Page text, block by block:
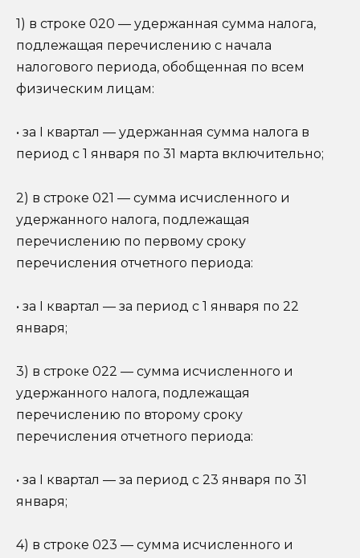
1) в строке 020 — удержанная сумма налога,
подлежащая перечислению с начала
налогового периода, обобщенная по всем
физическим лицам:
• за I квартал — удержанная сумма налога в
период с 1 января по 31 марта включительно;
2) в строке 021 — сумма исчисленного и
удержанного налога, подлежащая
перечислению по первому сроку
перечисления отчетного периода:
• за I квартал — за период с 1 января по 22
января;
3) в строке 022 — сумма исчисленного и
удержанного налога, подлежащая
перечислению по второму сроку
перечисления отчетного периода:
• за I квартал — за период с 23 января по 31
января;
4) в строке 023 — сумма исчисленного и